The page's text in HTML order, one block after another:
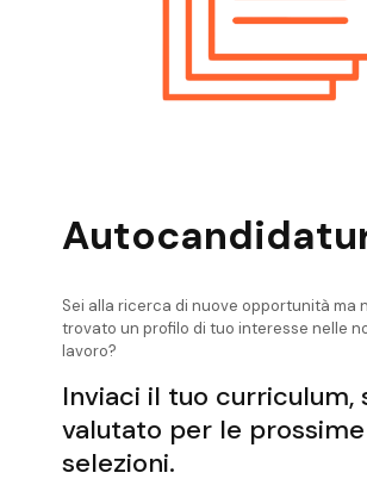
Ingegnere Elettronico
Posizioni Aperte Valsugana
Sei alla ricerca di nuove opportunità ma
trovato un profilo di tuo interesse nelle
lavoro?
Inviaci il tuo curriculum,
valutato per le prossime
selezioni.